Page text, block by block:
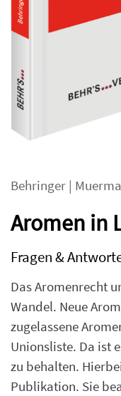
Behringer |
Aromen in
Fragen &
Das Aromenrecht
Wandel. Neue
zugelassene
Unionsliste. Da ist
zu behalten.
Publikation. Sie